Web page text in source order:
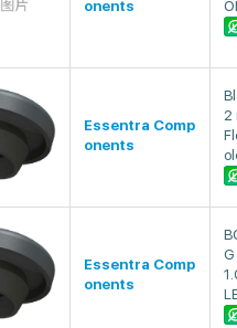
onents
Essentra Comp
onents
2
Essentra Comp
onents
G